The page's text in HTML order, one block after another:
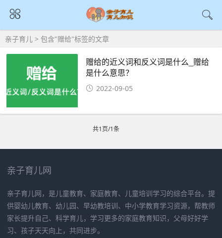
亲子育儿 > 包含"赠给"标签的文章
赠给的近义词和反义词是什么_赠给
是什么意思？
2022-09-05
共1页/1条
亲子育儿网
亲子育儿网，是儿童教育、家庭教育、儿童培训学习的综合平台。提
供婴幼儿教育、幼儿园、早幼教培训、中小学教育学习资源，帮教师
家长提升自己、科学育儿，学习更多的家庭教育知识，父母好好学
习、孩子天天向上，共同进步。